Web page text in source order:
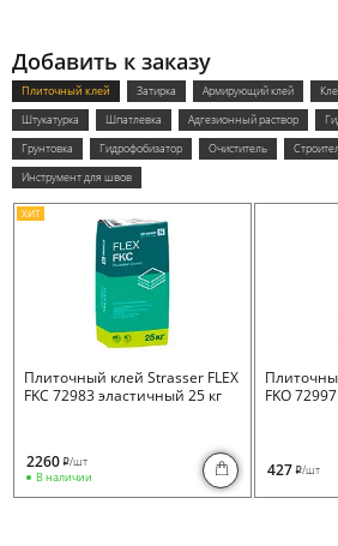
Добавить к заказу
Плиточный клей Затирка Армирующий клей
Штукатурка
Шпатлевка Адгезионный раствор
Грунтовка
Гидрофобизатор Очиститель
Инструмент для швов
ХИТ
Плиточный клей Strasser FLEX
FKC 72983 эластичный 25 кг
2260 i/шт
В наличии
FKO
427 i/шт